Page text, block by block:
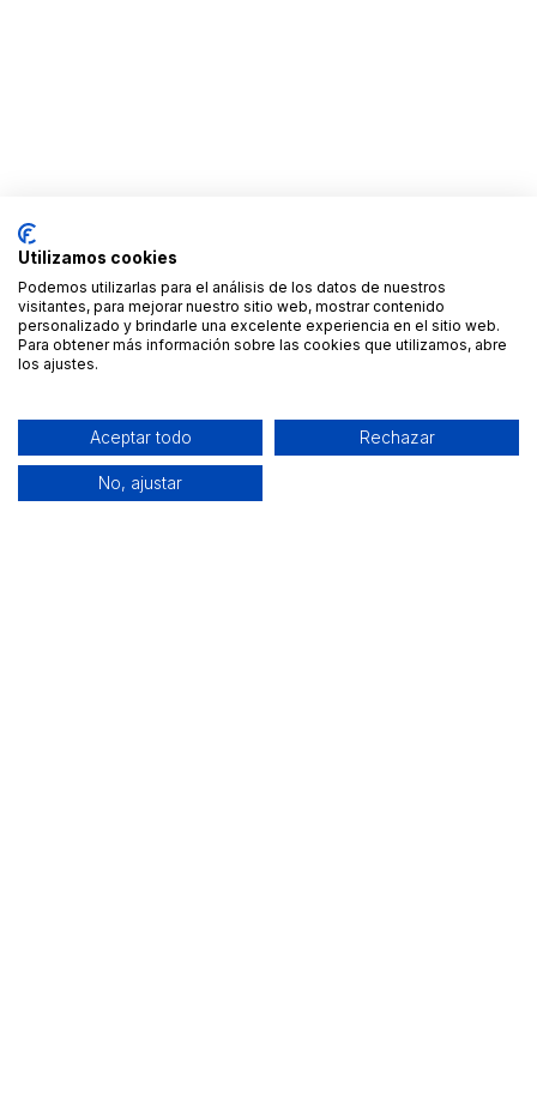
Utilizamos cookies
Podemos utilizarlas para el análisis de los datos de nuestros
visitantes, para mejorar nuestro sitio web, mostrar contenido
personalizado y brindarle una excelente experiencia en el sitio web.
Para obtener más información sobre las cookies que utilizamos, abre
los ajustes.
Aceptar todo Rechazar
No, ajustar